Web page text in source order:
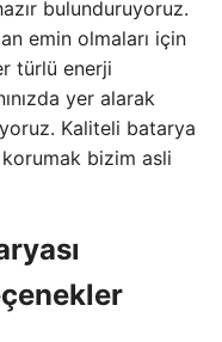
bulunduruyoruz.
emin olmaları için
türlü enerji
yer alarak
Kaliteli batarya
korumak bizim asli